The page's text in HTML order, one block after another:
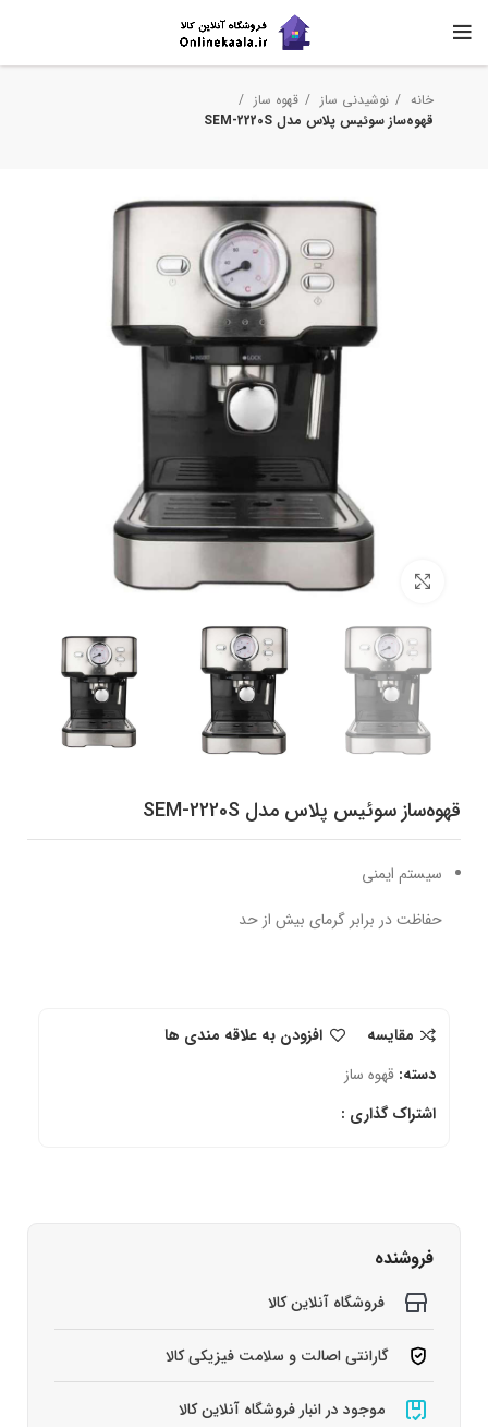
خانه نوشیدنی ساز
قهوه ساز
قهوه‌ساز سوئیس پلاس مدل SEM-2220S
برای بزرگنمایی کلیک کنید
قهوه‌ساز سوئیس پلاس مدل SEM-2220S
سیستم ایمنی
حفاظت در برابر گرمای بیش از حد
مقایسه
افزودن به علاقه مندی ها
دسته: قهوه ساز
اشتراک گذاری :
فروشنده
فروشگاه آنلاین کالا
گارانتی اصالت و سلامت فیزیکی کالا
موجود در انبار فروشگاه آنلاین کالا